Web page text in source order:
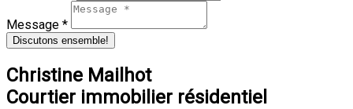
Message *
Discutons ensemble!
Christine Mailhot
Courtier immobilier résidentiel